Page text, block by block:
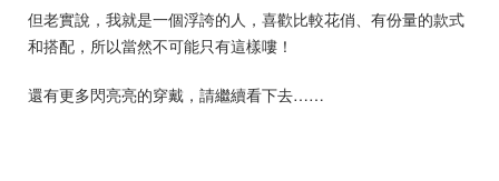
但老實說，我就是一個浮誇的人，喜歡比較花俏、有份量的款式
和搭配，所以當然不可能只有這樣嘍！
還有更多閃亮亮的穿戴，請繼續看下去……